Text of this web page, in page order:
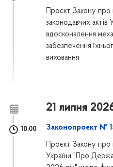
Проєкт Закону
законодавчих
вдосконалення
забезпечення
виховання
21 липня
10:00 Законопроєкт №
Проєкт Закону про
України "Про